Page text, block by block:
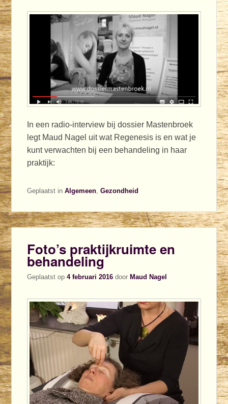
In een radio-interview bij dossier Mastenbroek
legt Maud Nagel uit wat Regenesis is en wat je
kunt verwachten bij een behandeling in haar
praktijk:
Geplaatst in Algemeen,Gezondheid
Foto’s praktijkruimte en
behandeling
Geplaatst op4 februari 2016 door Maud Nagel